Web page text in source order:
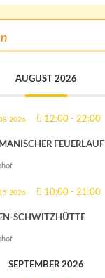
AUGUST 2026
2026 12:00 - 22:00
FEUERLAUF
2026 10:00 - 21:00
SCHWITZHÜTTE
SEPTEMBER 2026